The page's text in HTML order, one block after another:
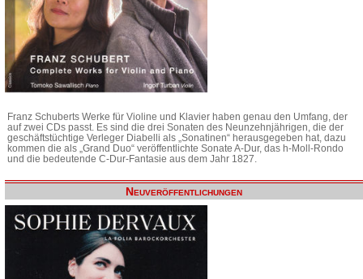
Franz Schuberts Werke für Violine und Klavier haben genau den Umfang, der
auf zwei CDs passt. Es sind die drei Sonaten des Neunzehnjährigen, die der
geschäftstüchtige Verleger Diabelli als „Sonatinen“ herausgegeben hat, dazu
kommen die als „Grand Duo“ veröffentlichte Sonate A-Dur, das h-Moll-Rondo
und die bedeutende C-Dur-Fantasie aus dem Jahr 1827.
Neuveröffentlichungen